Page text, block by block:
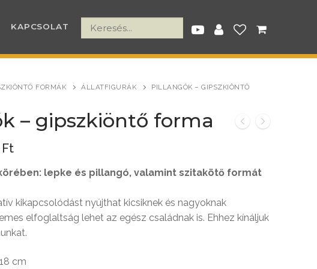
KAPCSOLAT
FORMÁK ÁLLATFIGURÁK
PILLANGÓK – GIPSZKIÖNTŐ
– gipszkiöntő forma
FtCurrent
is:
lepke és pillangó, valamint szitakötő formát
kikapcsolódást nyújthat kicsiknek és nagyoknak
elfoglaltság lehet az egész családnak is. Ehhez kínáljuk
cm